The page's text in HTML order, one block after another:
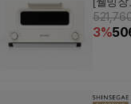
3%